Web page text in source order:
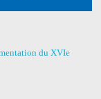
du XVIe